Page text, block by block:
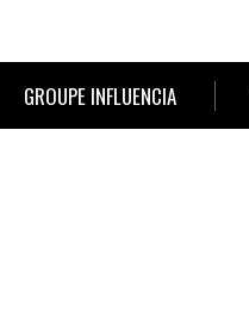
GROUPE INFLUENCIA